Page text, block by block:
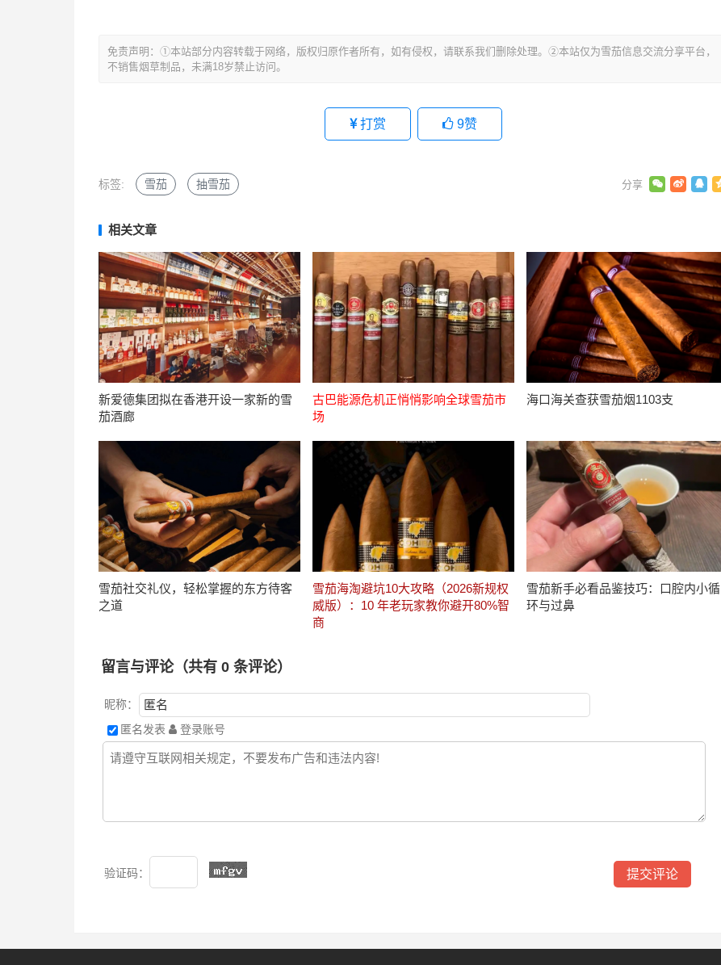
章
免责声明：①本站部分内容转载于网络，版权归原作者所有，如有侵权，请联系我们删除处理。②本站仅为雪茄信息交流分享平台，
不销售烟草制品，未满18岁禁止访问。
打赏 9赞
标签: 雪茄 抽雪茄
相关文章
新爱德集团拟在香港开设一家新的雪
茄酒廊
古巴能源危机正悄悄影响全球雪茄市
场
海口海关查获雪茄烟1103支
雪茄社交礼仪，轻松掌握的东方待客
之道
雪茄海淘避坑10大攻略（2026新规权
威版）：10 年老玩家教你避开80%智
商
雪茄新手必看品鉴技巧：口腔内小循
环与过鼻
留言与评论（共有 0 条评论）
昵称：
匿名发表
登录账号
验证码：